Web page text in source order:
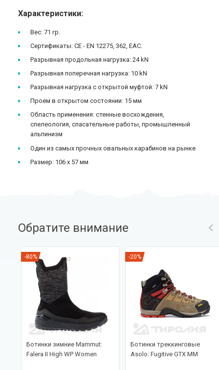
Характеристики:
Вес: 71 гр.
Сертификаты: CE - EN 12275, 362, ЕАС.
Разрывная продольная нагрузка: 24 kN
Разрывная поперечная нагрузка: 10 kN
Разрывная нагрузка с открытой муфтой: 7 kN
Проем в открытом состоянии: 15 мм
Область применения: стенные восхождения,
спелеология, спасательные работы, промышленный
альпинизм
Один из самых прочных овальных карабинов на рынке
Размер: 106 х 57 мм
Обратите внимание
-80%
Ботинки зимние Mammut:
Falera II High WP Women
-20%
Ботинки треккинговые
Asolo: Fugitive GTX MM